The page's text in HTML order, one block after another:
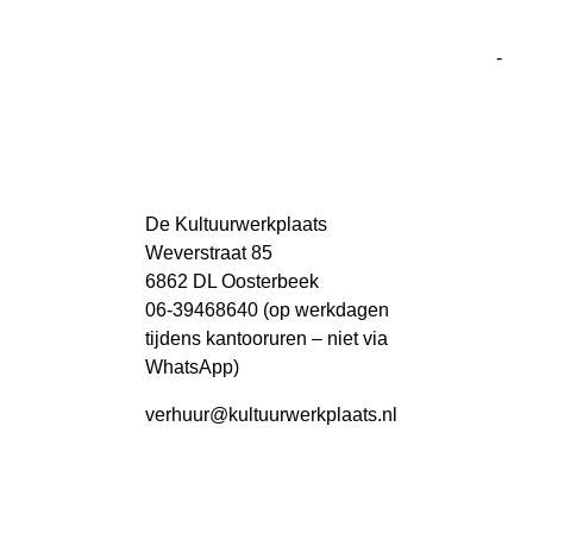
De Kultuurwerkplaats
Weverstraat 85
6862 DL Oosterbeek
06-39468640 (op werkdagen
tijdens kantooruren – niet via
WhatsApp)
verhuur@kultuurwerkplaats.nl
-